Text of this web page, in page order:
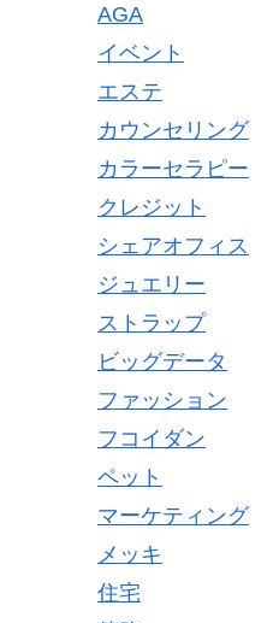
AGA
イベント
エステ
カウンセリング
カラーセラピー
クレジット
シェアオフィス
ジュエリー
ストラップ
ビッグデータ
ファッション
フコイダン
ペット
マーケティング
メッキ
住宅